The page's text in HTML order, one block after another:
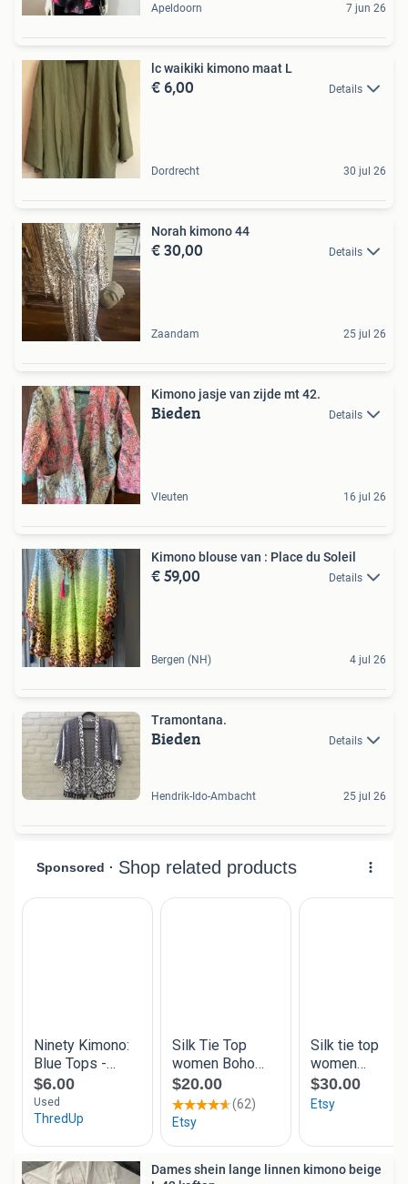
Apeldoorn 7 jun 26
lc waikiki kimono maat L
€ 6,00 Details
Dordrecht 30 jul 26
Norah kimono 44
€ 30,00 Details
Zaandam 25 jul 26
Kimono jasje van zijde mt 42.
Bieden Details
Vleuten 16 jul 26
Kimono blouse van : Place du Soleil
€ 59,00 Details
Bergen (NH) 4 jul 26
Tramontana.
Bieden Details
Hendrik-Ido-Ambacht 25 jul 26
Dames shein lange linnen kimono beige